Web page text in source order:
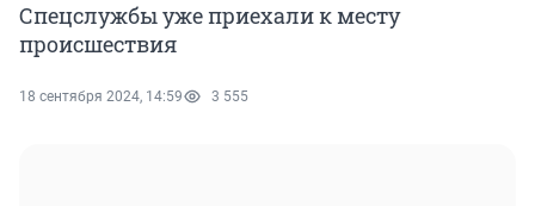
Спецслужбы уже приехали к месту
происшествия
18 сентября 2024, 14:59 3 555